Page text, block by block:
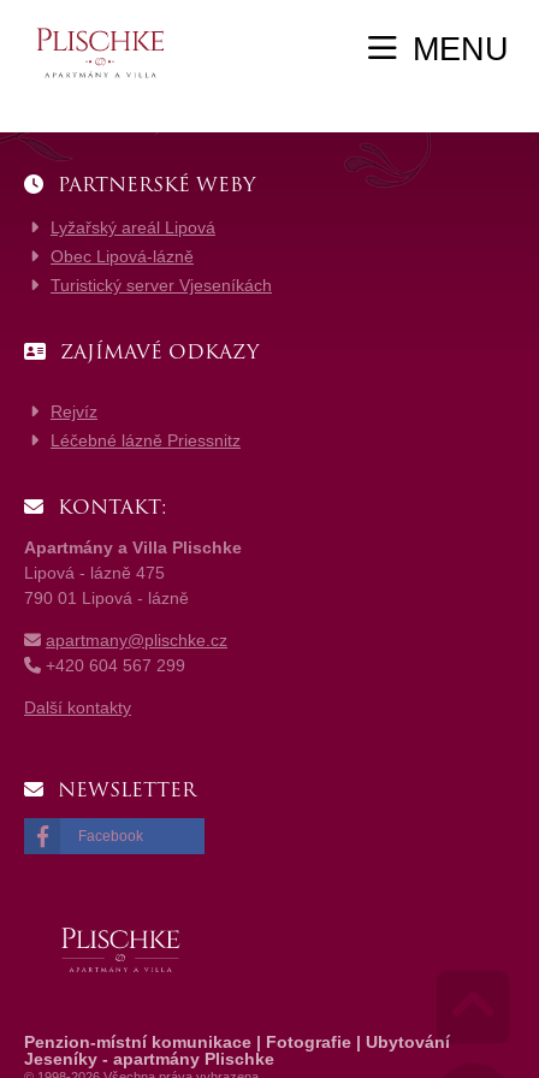
MENU
PARTNERSKÉ WEBY
Lyžařský areál Lipová
Obec Lipová-lázně
Turistický server Vjeseníkách
ZAJÍMAVÉ ODKAZY
Rejvíz
Léčebné lázně Priessnitz
KONTAKT:
Apartmány a Villa Plischke
Lipová - lázně 475
790 01 Lipová - lázně
apartmany@plischke.cz
+420 604 567 299
Další kontakty
NEWSLETTER
Facebook
Penzion-místní komunikace | Fotografie | Ubytování
Jeseníky - apartmány Plischke